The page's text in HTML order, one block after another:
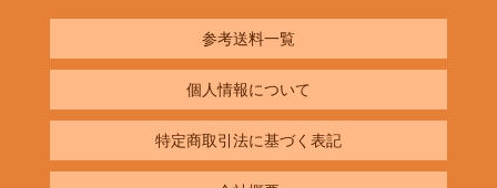
参考送料一覧
個人情報について
特定商取引法に基づく表記